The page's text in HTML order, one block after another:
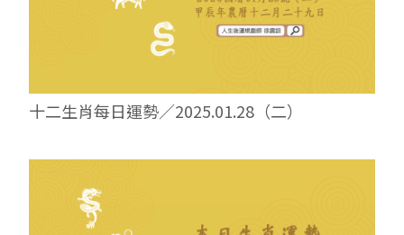
十二生肖每日運勢／2025.01.28（二）